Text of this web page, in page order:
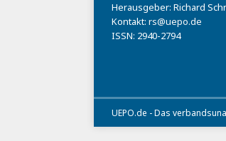
Herausgeber: Richard
Kontakt: rs@uepo.de
ISSN: 2940-2794
UEPO.de - Das